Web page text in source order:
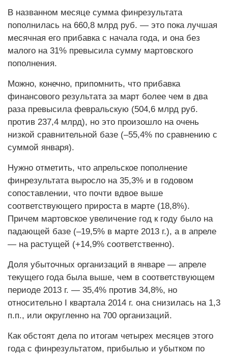
В названном месяце сумма финрезультата
пополнилась на 660,8 млрд руб. — это пока лучшая
месячная его прибавка с начала года, и она без
малого на 31% превысила сумму мартовского
пополнения.
Можно, конечно, припомнить, что прибавка
финансового результата за март более чем в два
раза превысила февральскую (504,6 млрд руб.
против 237,4 млрд), но это произошло на очень
низкой сравнительной базе (–55,4% по сравнению с
суммой января).
Нужно отметить, что апрельское пополнение
финрезультата выросло на 35,3% и в годовом
сопоставлении, что почти вдвое выше
соответствующего прироста в марте (18,8%).
Причем мартовское увеличение год к году было на
падающей базе (–19,5% в марте 2013 г.), а в апреле
— на растущей (+14,9% соответственно).
Доля убыточных организаций в январе — апреле
текущего года была выше, чем в соответствующем
периоде 2013 г. — 35,4% против 34,8%, но
относительно I квартала 2014 г. она снизилась на 1,3
п.п., или округленно на 700 организаций.
Как обстоят дела по итогам четырех месяцев этого
года с финрезультатом, прибылью и убытком по